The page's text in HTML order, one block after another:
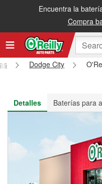
Encuentra la
Compra
Recibe tu orden gratis al
Dodge City
Detalles
Baterías para